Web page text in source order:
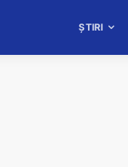
ȘTIRI